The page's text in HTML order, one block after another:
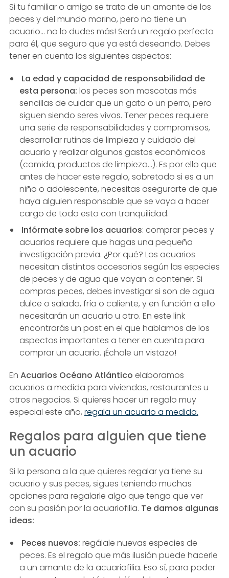
Si tu familiar o amigo se trata de un amante de los
peces y del mundo marino, pero no tiene un
acuario… no lo dudes más! Será un regalo perfecto
para él, que seguro que ya está deseando. Debes
tener en cuenta los siguientes aspectos:
La edad y capacidad de responsabilidad de
esta persona: los peces son mascotas más
sencillas de cuidar que un gato o un perro, pero
siguen siendo seres vivos. Tener peces requiere
una serie de responsabilidades y compromisos,
desarrollar rutinas de limpieza y cuidado del
acuario y realizar algunos gastos económicos
(comida, productos de limpieza…). Es por ello que
antes de hacer este regalo, sobretodo si es a un
niño o adolescente, necesitas asegurarte de que
haya alguien responsable que se vaya a hacer
cargo de todo esto con tranquilidad.
Infórmate sobre los acuarios: comprar peces y
acuarios requiere que hagas una pequeña
investigación previa. ¿Por qué? Los acuarios
necesitan distintos accesorios según las especies
de peces y de agua que vayan a contener. Si
compras peces, debes investigar si son de agua
dulce o salada, fría o caliente, y en función a ello
necesitarán un acuario u otro. En este link
encontrarás un post en el que hablamos de los
aspectos importantes a tener en cuenta para
comprar un acuario. ¡Échale un vistazo!
En Acuarios Océano Atlántico elaboramos
acuarios a medida para viviendas, restaurantes u
otros negocios. Si quieres hacer un regalo muy
especial este año, regala un acuario a medida.
Regalos para alguien que tiene
un acuario
Si la persona a la que quieres regalar ya tiene su
acuario y sus peces, sigues teniendo muchas
opciones para regalarle algo que tenga que ver
con su pasión por la acuariofilia. Te damos algunas
ideas:
Peces nuevos: regálale nuevas especies de
peces. Es el regalo que más ilusión puede hacerle
a un amante de la acuariofilia. Eso sí, para poder